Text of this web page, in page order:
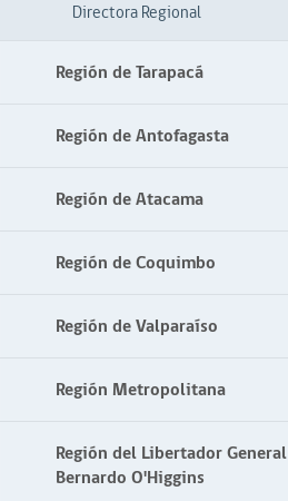
Directora Regional
Región de Tarapacá
Región de Antofagasta
Región de Atacama
Región de Coquimbo
Región de Valparaíso
Región Metropolitana
Región del Libertador General
Bernardo O'Higgins